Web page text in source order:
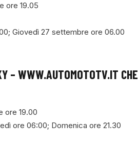
ore 19.05
Giovedì 27 settembre ore 06.00
– WWW.AUTOMOTOTV.IT CHE
ore 19.00
ore 06:00; Domenica ore 21.30